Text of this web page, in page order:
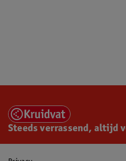
Steeds verrassend, altijd